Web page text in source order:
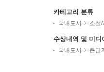
카테고리 분류
국내도서 소설/
수상내역 및 미디
국내도서 큰글